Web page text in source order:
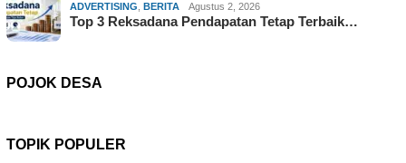
ADVERTISING BERITA Agustus 2, 2026
Top 3 Reksadana Pendapatan Tetap Terbaik…
POJOK DESA
TOPIK POPULER